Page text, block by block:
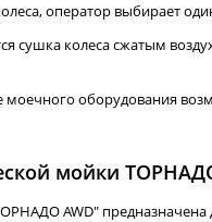
оператор выбирает
сушка колеса сжатым
моечного оборудования
мойки
AWD"